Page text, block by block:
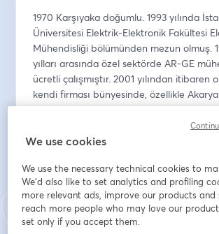
1970 Karşıyaka doğumlu. 1993 yılında
Üniversitesi Elektrik-Elektronik Fakültesi
Mühendisliği bölümünden mezun olmuş.
yılları arasında özel sektörde AR-GE
ücretli çalışmıştır. 2001 yılından itibaren
kendi firması bünyesinde, özellikle
sektöründe, Elektrik-Otomasyon
yazılım ve devreye alma hizmetleri
yılından itibaren de özellikle Muhtemel
danışmanlık hizmeti veren Murat YAPICI
olarak çalışmaya devam etmekte olup
Ex008 ve Ex009 Yeterlilik Birimlerinde
sertifikasına sahiptir.
We use cookies
We use the necessary technical cookies to
We'd also like to set analytics and profiling
more relevant ads, improve our products and
reach more people who may love our
set only if you accept them.